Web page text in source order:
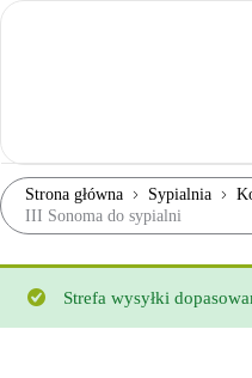
Strona główna Sypialnia
III Sonoma do sypialni
Strefa wysyłki